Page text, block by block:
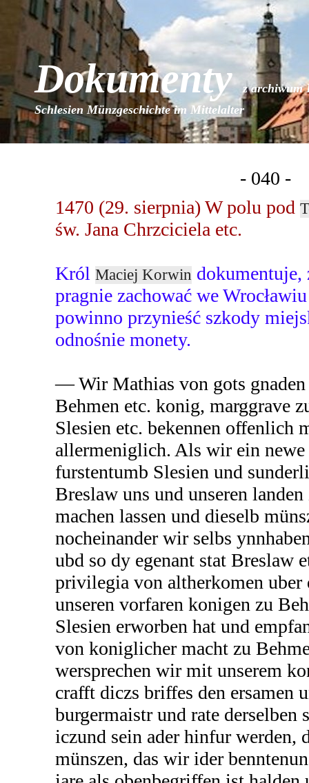
Dokumentyz archiwum
Schlesien Münzgeschichte im Mittelalter
- 040 -
1470 (29. sierpnia) W polu pod
św. Jana Chrzciciela etc.
Król Maciej Korwin dokumentuje,
pragnie zachować we
powinno przynieść szkody
odnośnie monety.
— Wir Mathias von gots gnaden
Behmen etc. konig, marggrave
Slesien etc. bekennen offenlich
allermeniglich. Als wir ein newe
furstentumb Slesien und
Breslaw uns und unseren
machen lassen und dieselb
nocheinander wir selbs
ubd so dy egenant stat Breslaw
privilegia von altherkomen uber
unseren vorfaren konigen zu
Slesien erworben hat und
von koniglicher macht zu
wersprechen wir mit unserem
crafft diczs briffes den ersamen
burgermaistr und rate derselben
iczund sein ader hinfur werden,
münszen, das wir ider